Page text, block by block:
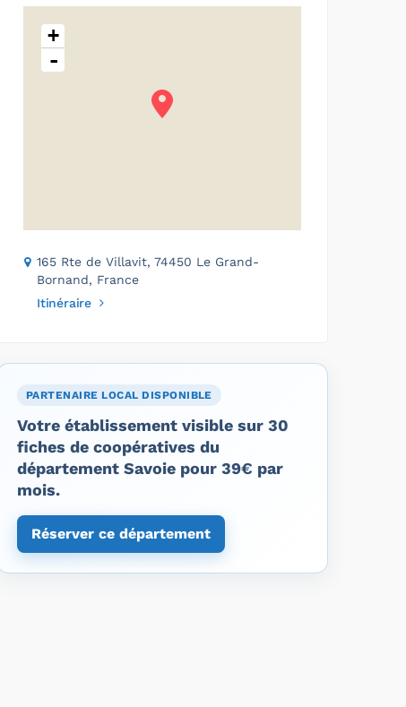
+
-
165 Rte de Villavit, 74450 Le Grand-
Bornand, France
Itinéraire
PARTENAIRE LOCAL DISPONIBLE
Votre établissement visible sur 30
fiches de coopératives du
département Savoie pour 39€ par
mois.
Réserver ce département